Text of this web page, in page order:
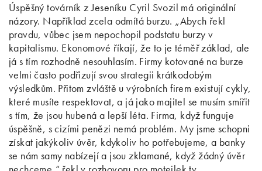
Úspěšný továrník z Jeseníku Cyril Svozil má originální
názory. Například zcela odmítá burzu. „Abych řekl
pravdu, vůbec jsem nepochopil podstatu burzy v
kapitalismu. Ekonomové říkají, že to je téměř základ, ale
já s tím rozhodně nesouhlasím. Firmy kotované na burze
velmi často podřizují svou strategii krátkodobým
výsledkům. Přitom zvláště u výrobních firem existují cykly,
které musíte respektovat, a já jako majitel se musím smířit
s tím, že jsou hubená a lepší léta. Firma, když funguje
úspěšně, s cizími penězi nemá problém. My jsme schopni
získat jakýkoliv úvěr, kdykoliv ho potřebujeme, a banky
se nám samy nabízejí a jsou zklamané, když žádný úvěr